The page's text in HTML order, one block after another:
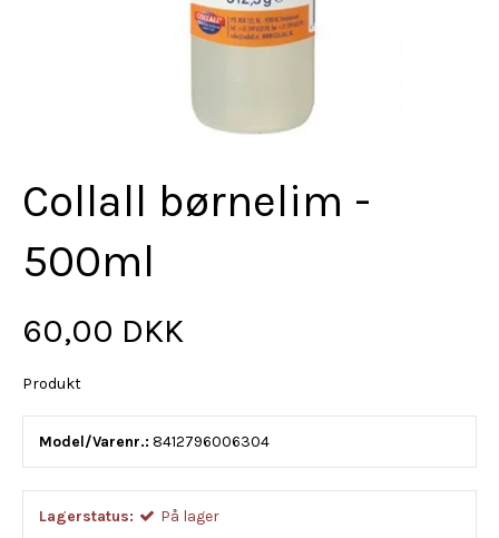
Collall børnelim -
500ml
60,00 DKK
Produkt
Model/Varenr.: 8412796006304
Lagerstatus: På lager